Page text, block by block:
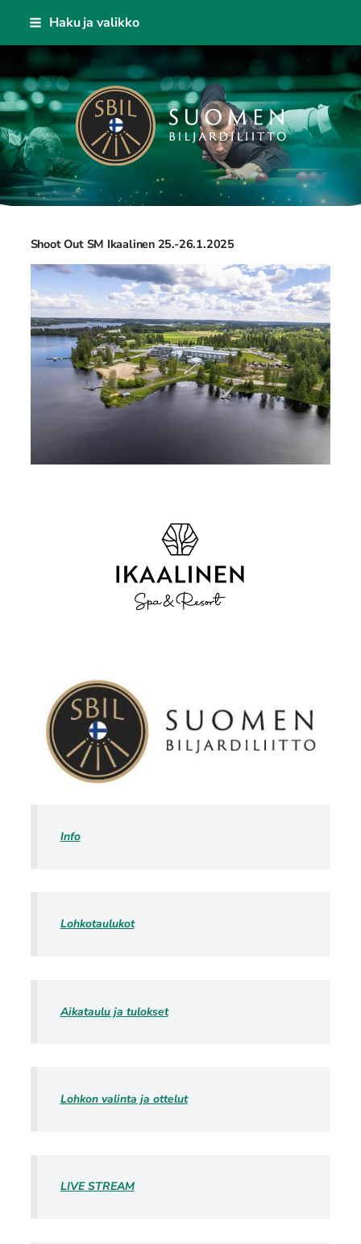
Siirry
sisältöön
Haku ja valikko
Suomen Biljardiliitto ry
Shoot Out SM Ikaalinen 25.-26.1.2025
Info
Lohkotaulukot
Aikataulu ja tulokset
Lohkon valinta ja ottelut
LIVE STREAM